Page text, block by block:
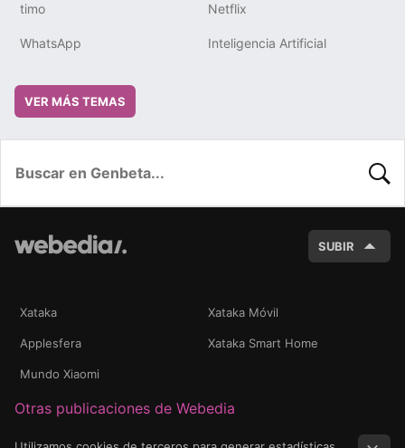
timo Netflix
WhatsApp Inteligencia Artificial
VER MÁS TEMAS
SUBIR
Xataka Xataka Móvil
Applesfera Xataka Smart Home
Mundo Xiaomi
Otras publicaciones de Webedia